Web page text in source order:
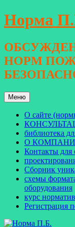
Перейти
к
Норма
НОРМ
Меню
О сайте
библиотека
О
Контакты для
Сборник
схемы
оборудования
курс
Регистрация